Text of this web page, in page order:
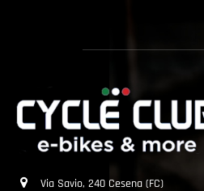
Via Savio, 240 Cesena (FC)